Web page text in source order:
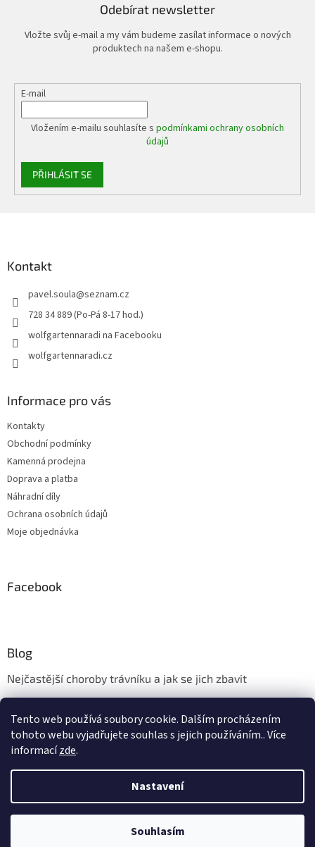
Tento web používá soubory cookie. Dalším procházením
tohoto webu vyjadřujete souhlas s jejich používáním.. Více
informacízde.
Nastavení
Souhlasím
Vážení zákazníci, kamenná prodejna ve Zlíně - Kudlově bude ve dnech
10.8. - 17.8. 2026 uzavřena z důvodu dovolené. Provoz eshopu a
expedice uskutečněných objednávek bude v tomto období probíhat v
Odebírat newsletter
Vložte svůj e-mail a my vám budeme zasílat informace o nových
produktech na našem e-shopu.
E-mail
Vložením e-mailu souhlasíte s podmínkami ochrany osobních
údajů
PŘIHLÁSIT SE
Kontakt
pavel.soula@seznam.cz
728 34 889 (Po-Pá 8-17 hod.)
wolfgartennaradi na Facebooku
wolfgartennaradi.cz
Informace pro vás
Kontakty
Obchodní podmínky
Kamenná prodejna
Doprava a platba
Náhradní díly
Ochrana osobních údajů
Moje objednávka
Facebook
Blog
Nejčastější choroby trávníku a jak se jich zbavit
Údržba trávníku v měsíci květnu
Vytvořil Shoptet
wolfgartennaradi.cz. Všechna práva vyhrazena.